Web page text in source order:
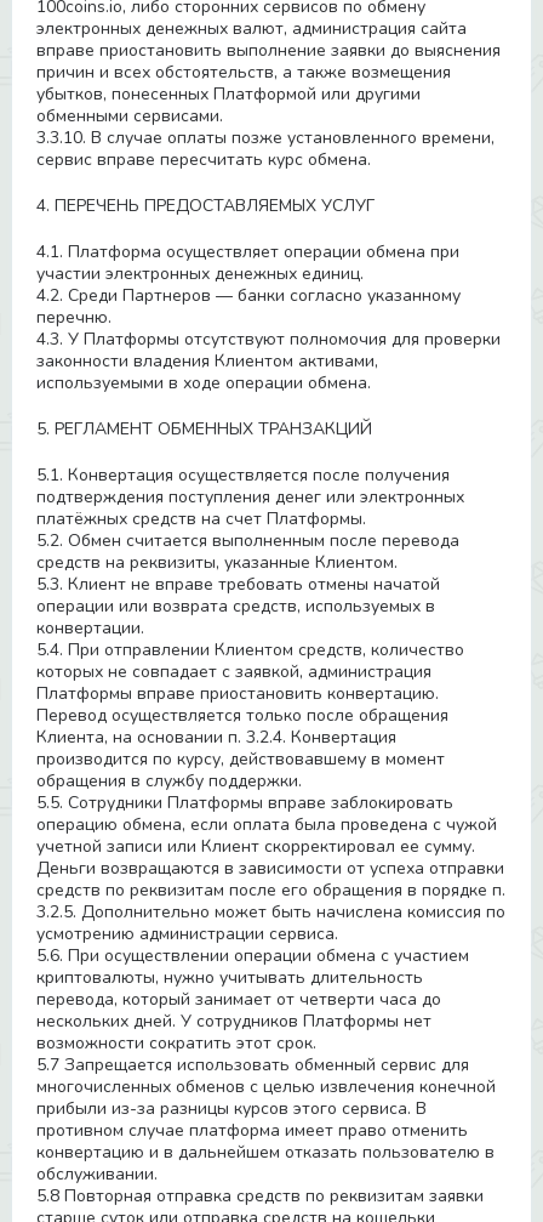
100coins.io, либо сторонних сервисов по обмену
электронных денежных валют, администрация сайта
вправе приостановить выполнение заявки до выяснения
причин и всех обстоятельств, а также возмещения
убытков, понесенных Платформой или другими
обменными сервисами.
3.3.10. В случае оплаты позже установленного времени,
сервис вправе пересчитать курс обмена.
4. ПЕРЕЧЕНЬ ПРЕДОСТАВЛЯЕМЫХ УСЛУГ
4.1. Платформа осуществляет операции обмена при
участии электронных денежных единиц.
4.2. Среди Партнеров — банки согласно указанному
перечню.
4.3. У Платформы отсутствуют полномочия для проверки
законности владения Клиентом активами,
используемыми в ходе операции обмена.
5. РЕГЛАМЕНТ ОБМЕННЫХ ТРАНЗАКЦИЙ
5.1. Конвертация осуществляется после получения
подтверждения поступления денег или электронных
платёжных средств на счет Платформы.
5.2. Обмен считается выполненным после перевода
средств на реквизиты, указанные Клиентом.
5.3. Клиент не вправе требовать отмены начатой
операции или возврата средств, используемых в
конвертации.
5.4. При отправлении Клиентом средств, количество
которых не совпадает с заявкой, администрация
Платформы вправе приостановить конвертацию.
Перевод осуществляется только после обращения
Клиента, на основании п. 3.2.4. Конвертация
производится по курсу, действовавшему в момент
обращения в службу поддержки.
5.5. Сотрудники Платформы вправе заблокировать
операцию обмена, если оплата была проведена с чужой
учетной записи или Клиент скорректировал ее сумму.
Деньги возвращаются в зависимости от успеха отправки
средств по реквизитам после его обращения в порядке п.
3.2.5. Дополнительно может быть начислена комиссия по
усмотрению администрации сервиса.
5.6. При осуществлении операции обмена с участием
криптовалюты, нужно учитывать длительность
перевода, который занимает от четверти часа до
нескольких дней. У сотрудников Платформы нет
возможности сократить этот срок.
5.7 Запрещается использовать обменный сервис для
многочисленных обменов с целью извлечения конечной
прибыли из-за разницы курсов этого сервиса. В
противном случае платформа имеет право отменить
конвертацию и в дальнейшем отказать пользователю в
обслуживании.
5.8 Повторная отправка средств по реквизитам заявки